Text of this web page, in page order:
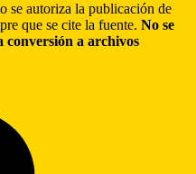
se autoriza la publicación de
que se cite la fuente. No se
a archivos